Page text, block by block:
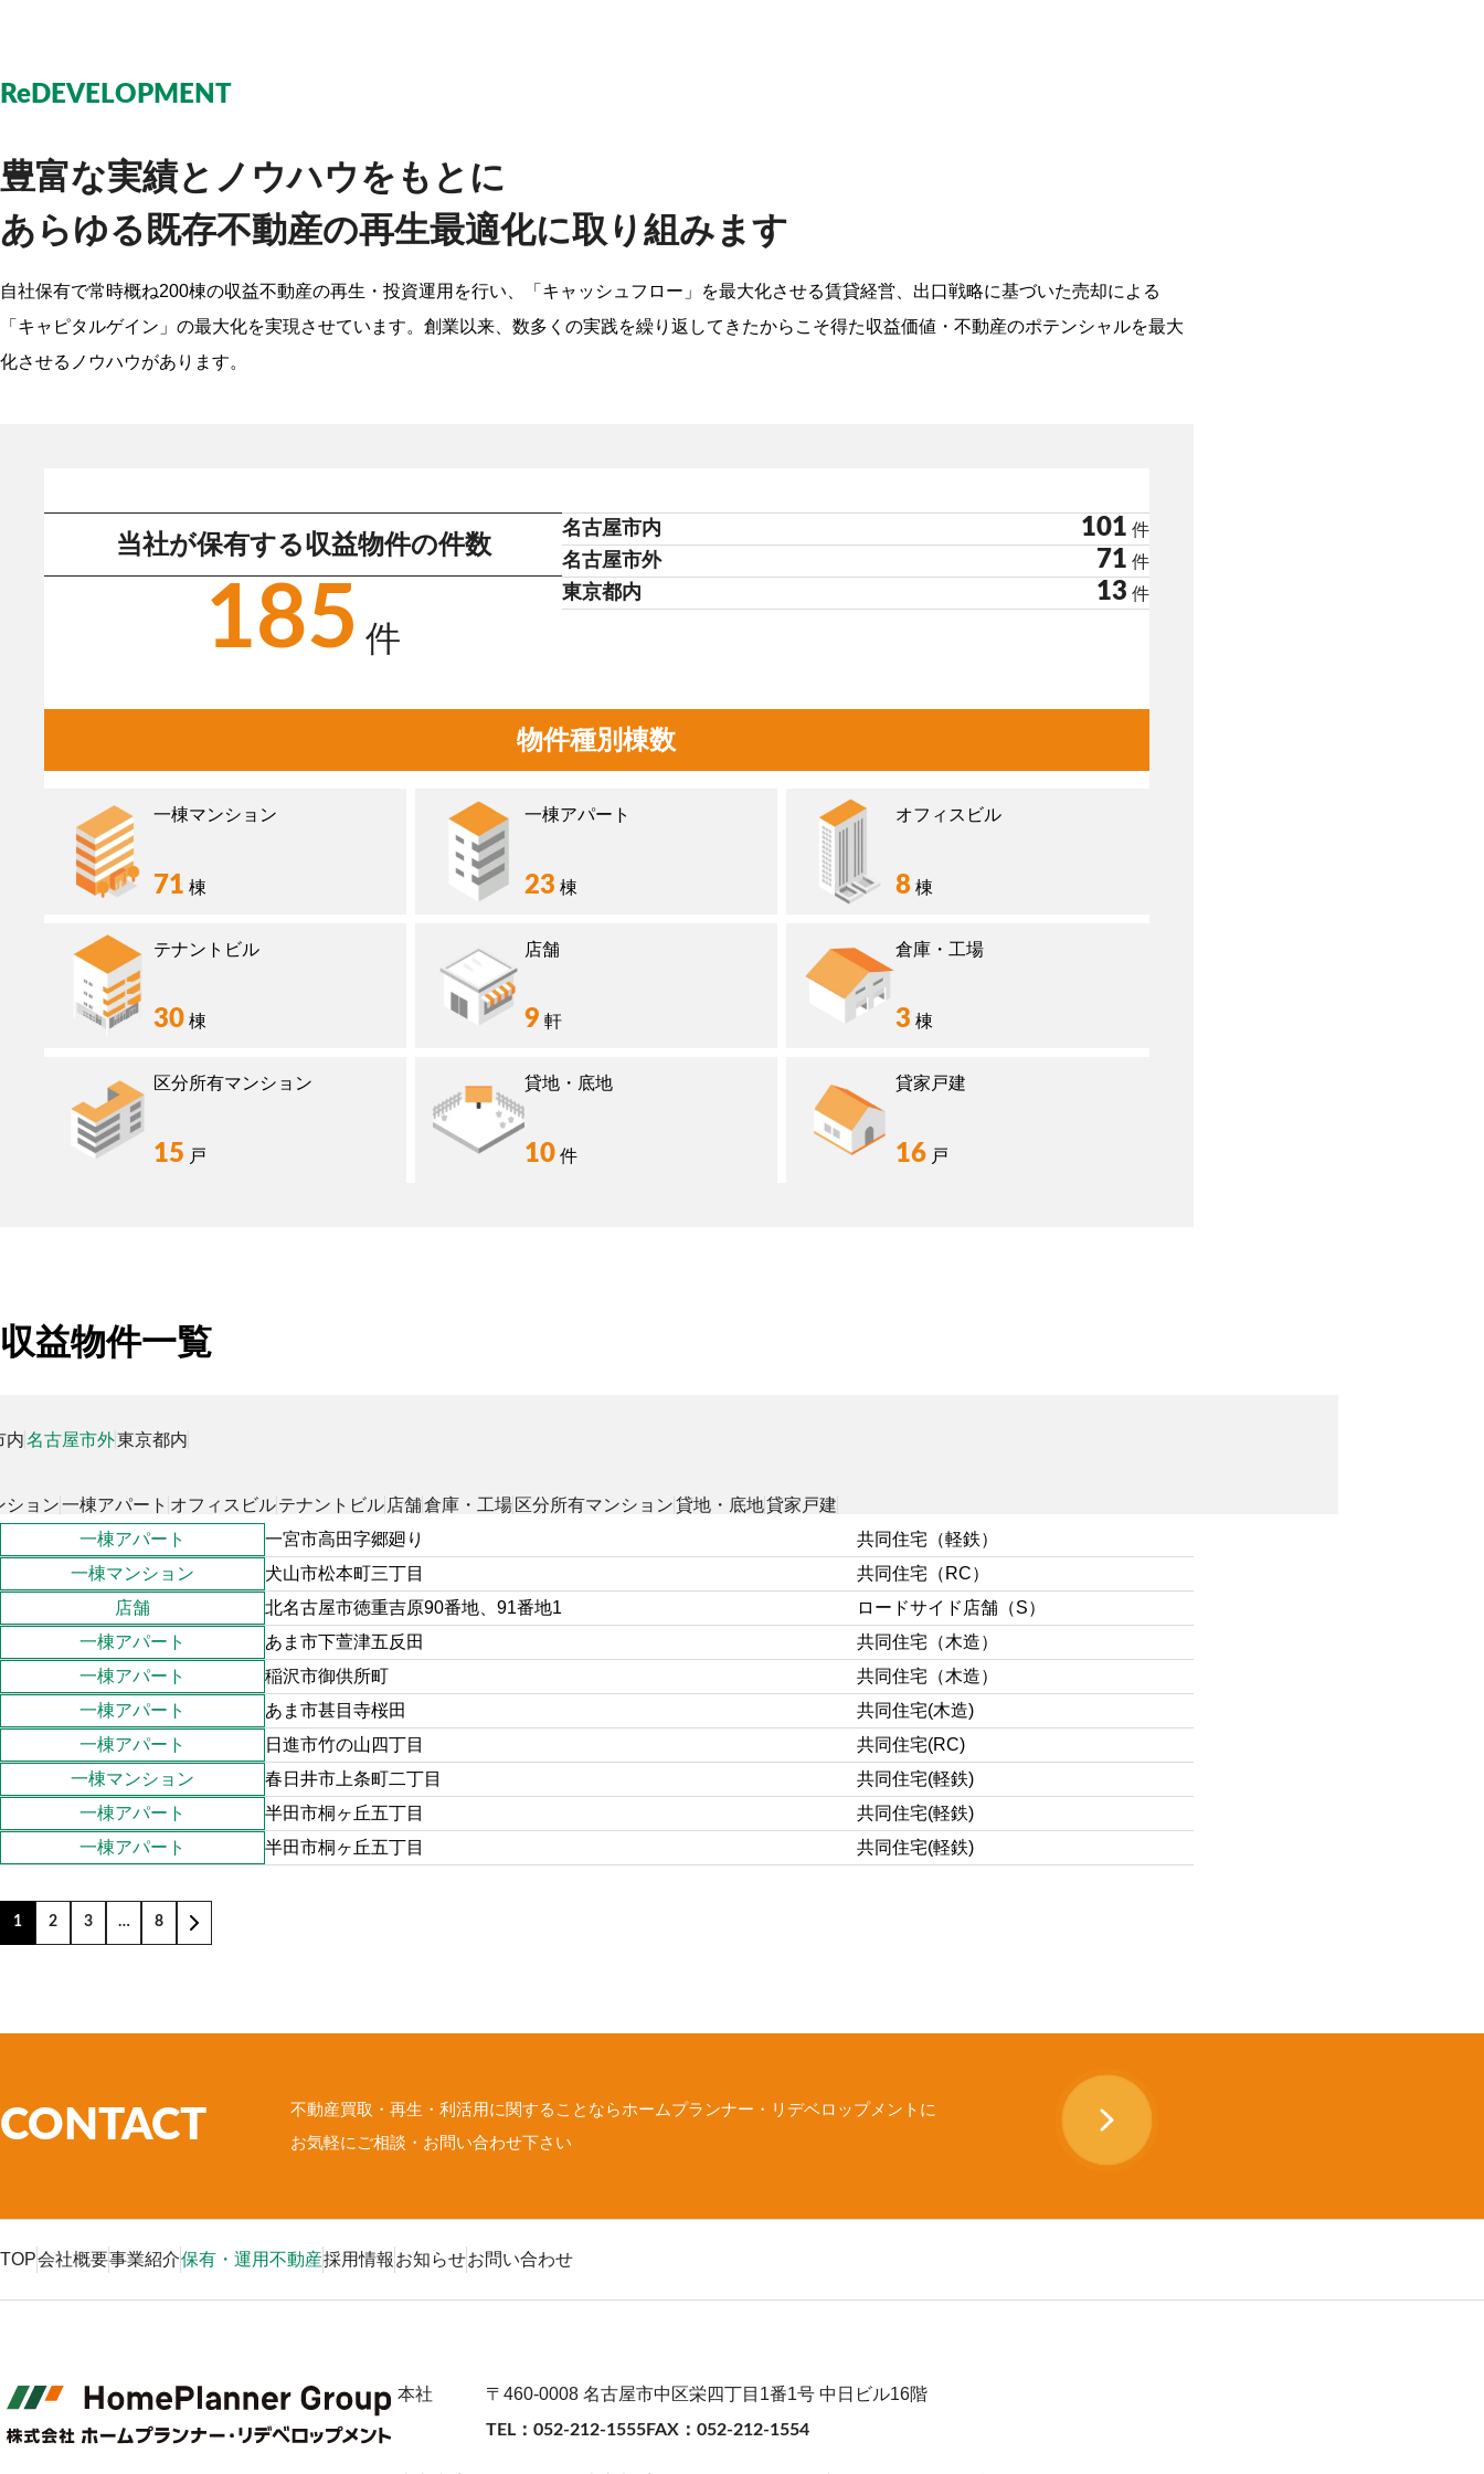
ReDEVELOPMENT
豊富な実績とノウハウをもとに
あらゆる既存不動産の再生最適化に取り組みます
自社保有で常時概ね200棟の収益不動産の再生・投資運用を行い、「キャッシュフロー」を最大化させる賃貸経営、出口戦略に基づいた売却による
「キャピタルゲイン」の最大化を実現させています。創業以来、数多くの実践を繰り返してきたからこそ得た収益価値・不動産のポテンシャルを最大
化させるノウハウがあります。
当社が保有する収益物件の件数
185 件
名古屋市内 101 件
名古屋市外 71 件
東京都内 13 件
物件種別棟数
一棟マンション
71 棟
一棟アパート
23 棟
オフィスビル
8 棟
テナントビル
30 棟
店舗
9 軒
倉庫・工場
3 棟
区分所有マンション
15 戸
貸地・底地
10 件
貸家戸建
16 戸
収益物件一覧
内名古屋市外東京都内
ション一棟アパート オフィスビルテナントビル 店舗倉庫・工場 区分所有マンション貸地・底地貸家戸建
一棟アパート
一宮市高田字郷廻り
共同住宅（軽鉄）
一棟マンション
犬山市松本町三丁目
共同住宅（RC）
店舗
北名古屋市徳重吉原90番地、91番地1
ロードサイド店舗（S）
一棟アパート
あま市下萱津五反田
共同住宅（木造）
一棟アパート
稲沢市御供所町
共同住宅（木造）
一棟アパート
あま市甚目寺桜田
共同住宅(木造)
一棟アパート
日進市竹の山四丁目
共同住宅(RC)
一棟マンション
春日井市上条町二丁目
共同住宅(軽鉄)
一棟アパート
半田市桐ヶ丘五丁目
共同住宅(軽鉄)
一棟アパート
半田市桐ヶ丘五丁目 共同住宅(軽鉄)
1 2 3 … 8
CONTACT 不動産買取・再生・利活用に関することならホームプランナー・リデベロップメントに
お気軽にご相談・お問い合わせ下さい
TOP会社概要事業紹介保有・運用不動産採用情報 お知らせお問い合わせ
本社 〒460-0008 名古屋市中区栄四丁目1番1号 中日ビル16階
TEL：052-212-1555FAX：052-212-1554